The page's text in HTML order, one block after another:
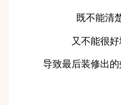
既不能清
又不能很
导致最后装修出